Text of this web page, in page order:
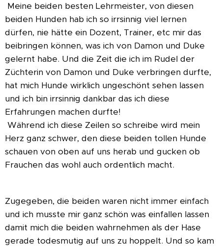
Meine beiden besten Lehrmeister, von diesen
beiden Hunden hab ich so irrsinnig viel lernen
dürfen, nie hätte ein Dozent, Trainer, etc mir das
beibringen können, was ich von Damon und Duke
gelernt habe. Und die Zeit die ich im Rudel der
Züchterin von Damon und Duke verbringen durfte,
hat mich Hunde wirklich ungeschönt sehen lassen
und ich bin irrsinnig dankbar das ich diese
Erfahrungen machen durfte!
Während ich diese Zeilen so schreibe wird mein
Herz ganz schwer, den diese beiden tollen Hunde
schauen von oben auf uns herab und gucken ob
Frauchen das wohl auch ordentlich macht.
Zugegeben, die beiden waren nicht immer einfach
und ich musste mir ganz schön was einfallen lassen
damit mich die beiden wahrnehmen als der Hase
gerade todesmutig auf uns zu hoppelt. Und so kam